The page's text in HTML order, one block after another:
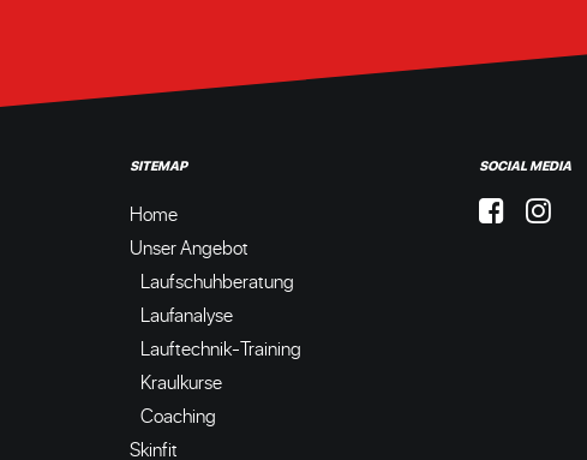
SITEMAP
Home
Unser Angebot
Laufschuhberatung
Laufanalyse
Lauftechnik-Training
Kraulkurse
Coaching
Skinfit
SOCIAL MEDIA